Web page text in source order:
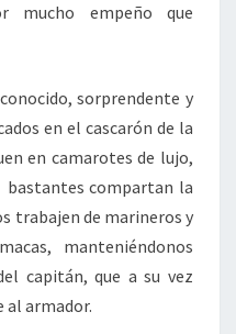
empeño que
sorprendente y
en el cascarón de la
en camarotes de lujo,
compartan la
trabajen de marineros y
manteniéndonos
capitán, que a su vez
al armador.